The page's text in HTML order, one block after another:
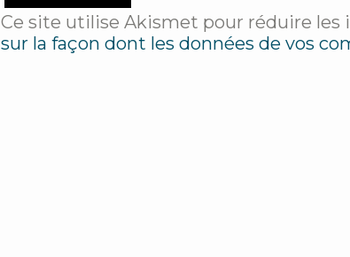
Ce site utilise Akismet pour réduire les
sur la façon dont les données de vos